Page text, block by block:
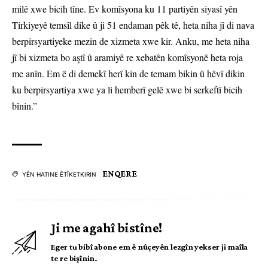
milê xwe bicih tîne. Ev komîsyona ku 11 partiyên siyasî yên
Tirkiyeyê temsîl dike û ji 51 endaman pêk tê, heta niha jî di nava
berpirsyartiyeke mezin de xizmeta xwe kir. Anku, me heta niha
jî bi xizmeta bo aştî û aramiyê re xebatên komîsyonê heta roja
me anîn. Em ê di demekî herî kin de temam bikin û hêvî dikin
ku berpirsyartiya xwe ya li hemberî gelê xwe bi serkeftî bicih
bînin.”
YÊN HATINE ÊTÎKETKIRIN ENQERE
Ji me agahî bistîne!
Eger tu bibî abone em ê nûçeyên lezgîn yekser ji maîla
te re bişînin.